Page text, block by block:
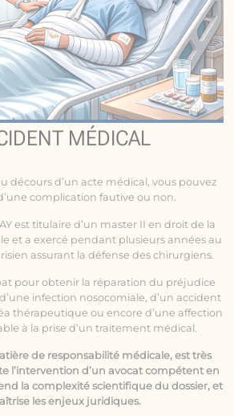
MÉDICAL
décours d’un acte médical, vous pouvez
complication fautive ou non.
est titulaire d’un master II en droit de la
et a exercé pendant plusieurs années au
assurant la défense des chirurgiens.
pour obtenir la réparation du préjudice
infection nosocomiale, d’un accident
thérapeutique ou encore d’une affection
à la prise d’un traitement médical.
de responsabilité médicale, est très
l’intervention d’un avocat compétent en
la complexité scientifique du dossier, et
les enjeux juridiques.